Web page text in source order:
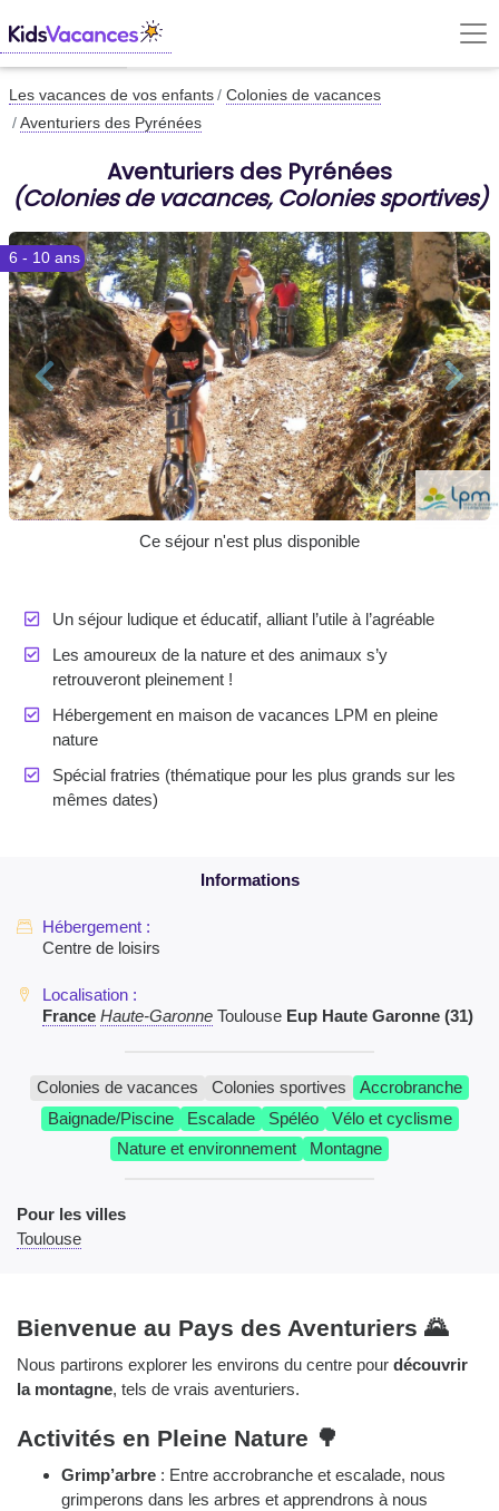
Les vacances de vos enfants
Colonies de vacances
Aventuriers des Pyrénées
Aventuriers des Pyrénées
(Colonies de vacances, Colonies sportives)
6 - 10 ans
Ce séjour n'est plus disponible
Un séjour ludique et éducatif, alliant l’utile à l’agréable
Les amoureux de la nature et des animaux s’y
retrouveront pleinement !
Hébergement en maison de vacances LPM en pleine
nature
Spécial fratries (thématique pour les plus grands sur les
mêmes dates)
Centre de loisirs
France Haute-Garonne Toulouse Eup Haute Garonne (31)
Colonies de vacances Colonies sportives
Accrobranche
Baignade/Piscine
Escalade Spéléo
Vélo et cyclisme
Nature et environnement
Montagne
Pour les villes
Toulouse
Bienvenue au Pays des Aventuriers 🌄
Nous partirons explorer les environs du centre pour découvrir
la montagne, tels de vrais aventuriers.
Activités en Pleine Nature 🌳
Grimp’arbre : Entre accrobranche et escalade, nous
grimperons dans les arbres et apprendrons à nous